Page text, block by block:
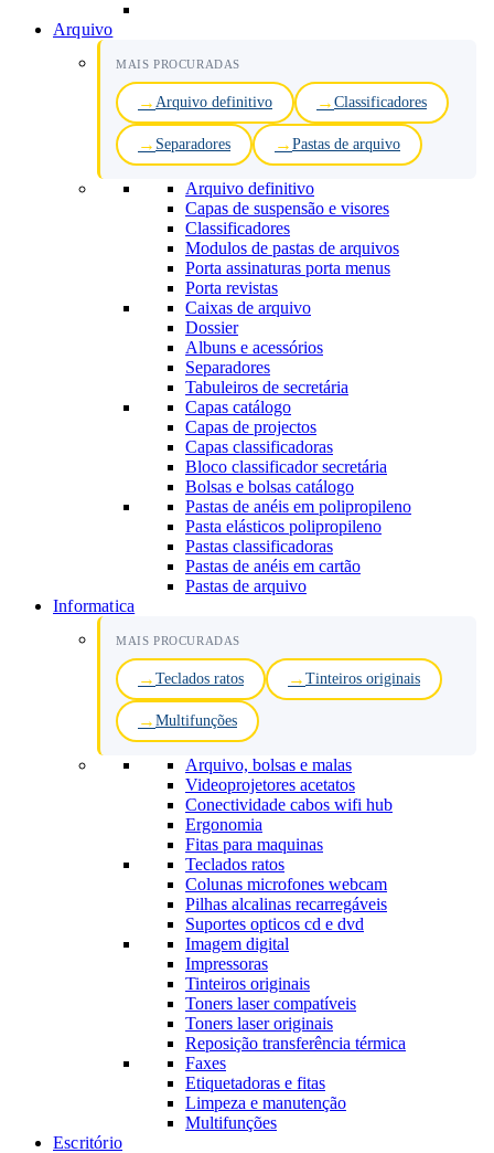
Arquivo
MAIS PROCURADAS
Arquivo definitivo Classificadores
Separadores Pastas de arquivo
Arquivo definitivo
Capas de suspensão e visores
Classificadores
Modulos de pastas de arquivos
Porta assinaturas porta menus
Porta revistas
Caixas de arquivo
Dossier
Albuns e acessórios
Separadores
Tabuleiros de secretária
Capas catálogo
Capas de projectos
Capas classificadoras
Bloco classificador secretária
Bolsas e bolsas catálogo
Pastas de anéis em polipropileno
Pasta elásticos polipropileno
Pastas classificadoras
Pastas de anéis em cartão
Pastas de arquivo
Informatica
MAIS PROCURADAS
Teclados ratos Tinteiros originais
Multifunções
Arquivo, bolsas e malas
Videoprojetores acetatos
Conectividade cabos wifi hub
Ergonomia
Fitas para maquinas
Teclados ratos
Colunas microfones webcam
Pilhas alcalinas recarregáveis
Suportes opticos cd e dvd
Imagem digital
Impressoras
Tinteiros originais
Toners laser compatíveis
Toners laser originais
Reposição transferência térmica
Faxes
Etiquetadoras e fitas
Limpeza e manutenção
Multifunções
Escritório